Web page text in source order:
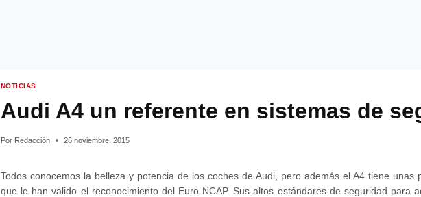
NOTICIAS
Audi A4 un referente en sistemas de
Por Redacción 26 noviembre, 2015
Todos conocemos la belleza y potencia de los coches de Audi, pero además el A4 tiene unas
que le han valido el reconocimiento del Euro NCAP. Sus altos estándares de seguridad para